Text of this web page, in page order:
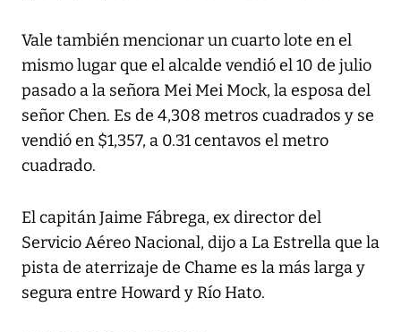
Vale también mencionar un cuarto lote en el
mismo lugar que el alcalde vendió el 10 de julio
pasado a la señora Mei Mei Mock, la esposa del
señor Chen. Es de 4,308 metros cuadrados y se
vendió en $1,357, a 0.31 centavos el metro
cuadrado.
El capitán Jaime Fábrega, ex director del
Servicio Aéreo Nacional, dijo a La Estrella que la
pista de aterrizaje de Chame es la más larga y
segura entre Howard y Río Hato.